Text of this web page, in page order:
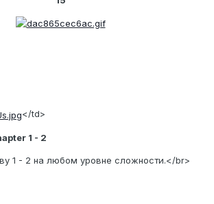
</td>
1 - 2
1 - 2 на любом уровне сложности.</br>